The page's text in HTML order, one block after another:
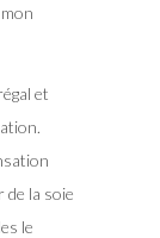
et
de la soie
le